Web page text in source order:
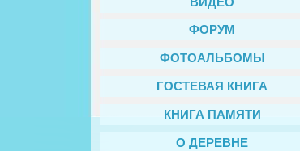
ФОРУМ
ФОТОАЛЬБОМЫ
ГОСТЕВАЯ КНИГА
КНИГА ПАМЯТИ
О ДЕРЕВНЕ